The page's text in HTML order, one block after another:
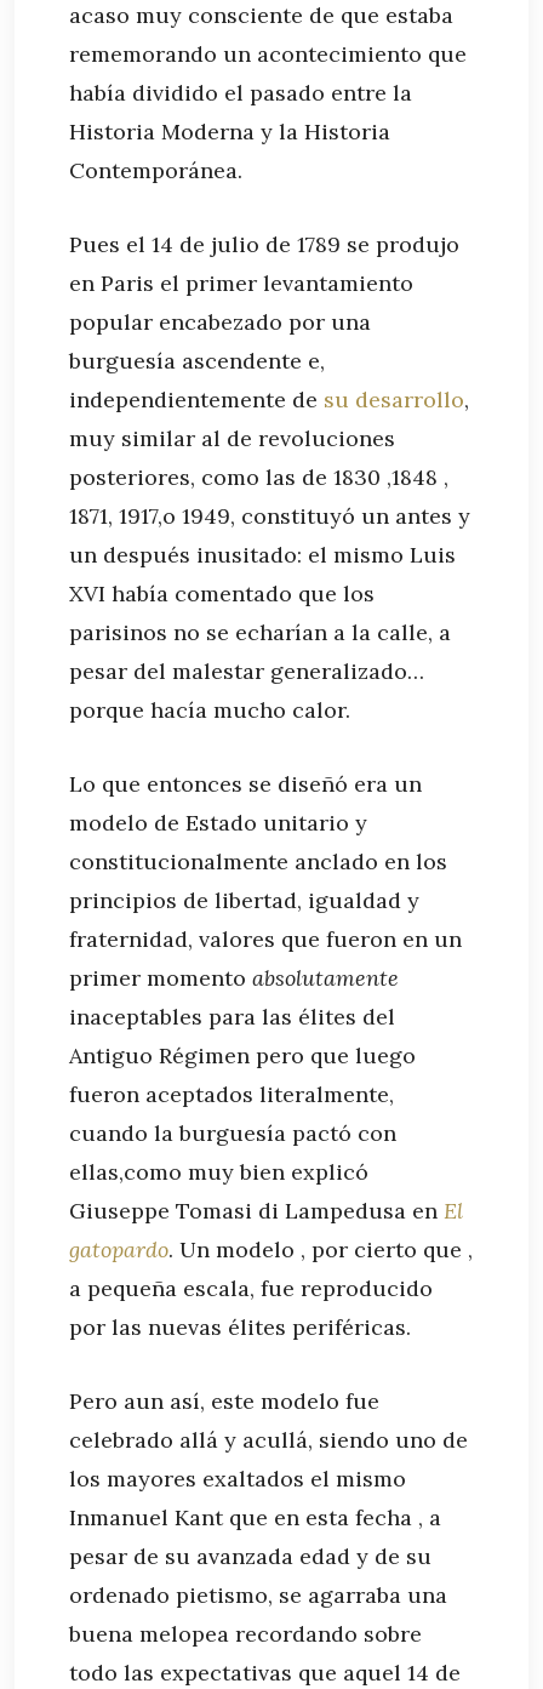
acaso muy consciente de que estaba
rememorando un acontecimiento que
había dividido el pasado entre la
Historia Moderna y la Historia
Contemporánea.
Pues el 14 de julio de 1789 se produjo
en Paris el primer levantamiento
popular encabezado por una
burguesía ascendente e,
independientemente de su desarrollo,
muy similar al de revoluciones
posteriores, como las de 1830 ,1848 ,
1871, 1917,o 1949, constituyó un antes y
un después inusitado: el mismo Luis
XVI había comentado que los
parisinos no se echarían a la calle, a
pesar del malestar generalizado…
porque hacía mucho calor.
Lo que entonces se diseñó era un
modelo de Estado unitario y
constitucionalmente anclado en los
principios de libertad, igualdad y
fraternidad, valores que fueron en un
primer momento absolutamente
inaceptables para las élites del
Antiguo Régimen pero que luego
fueron aceptados literalmente,
cuando la burguesía pactó con
ellas,como muy bien explicó
Giuseppe Tomasi di Lampedusa en El
gatopardo. Un modelo , por cierto que ,
a pequeña escala, fue reproducido
por las nuevas élites periféricas.
Pero aun así, este modelo fue
celebrado allá y acullá, siendo uno de
los mayores exaltados el mismo
Inmanuel Kant que en esta fecha , a
pesar de su avanzada edad y de su
ordenado pietismo, se agarraba una
buena melopea recordando sobre
todo las expectativas que aquel 14 de